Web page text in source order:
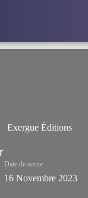
Exergue Éditions
Date de sortie
16 Novembre 2023